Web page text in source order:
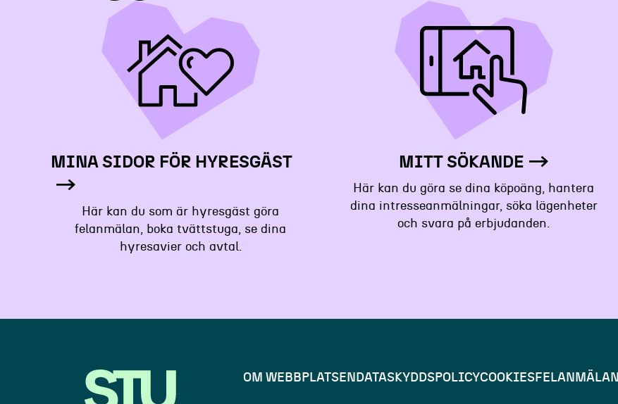
MINA SIDOR FÖR HYRESGÄST
Här kan du som är hyresgäst göra
felanmälan, boka tvättstuga, se dina
hyresavier och avtal.
MITT SÖKANDE
Här kan du göra se dina köpoäng, hantera
dina intresseanmälningar, söka lägenheter
och svara på erbjudanden.
OM WEBBPLATSEN DATASKYDDSPOLICYCOOKIESFELANMÄLAN